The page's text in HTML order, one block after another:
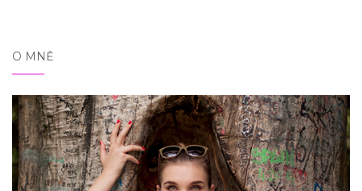
O MNĚ